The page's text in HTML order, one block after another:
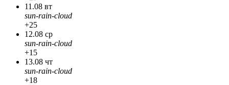
11.08 вт
sun-rain-cloud
+25
12.08 ср
sun-rain-cloud
+15
13.08 чт
sun-rain-cloud
+18